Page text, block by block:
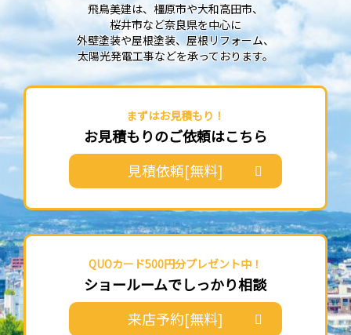
飛鳥美建は、橿原市や大和高田市、
桜井市など奈良県を中心に
外壁塗装や屋根塗装、屋根リフォーム、
太陽光発電工事などを承っております。
まずはお見積もり！
お見積もりのご依頼はこちら
見積依頼[無料]
QUOカード500円分プレゼント中！
ショールームでしっかり相談
来店予約[無料]